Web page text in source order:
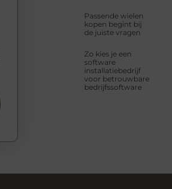
Passende wielen
kopen begint bij
de juiste vragen
Zo kies je een
software
installatiebedrijf
voor betrouwbare
bedrijfssoftware